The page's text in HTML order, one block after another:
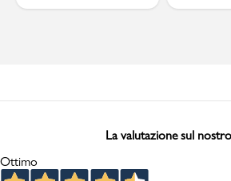
La valutazione sul
Ottimo